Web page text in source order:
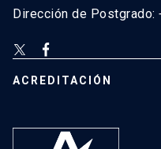
Dirección de Postgrado:
ACREDITACIÓN